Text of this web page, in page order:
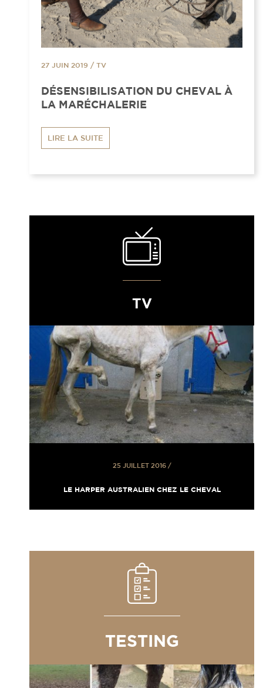
27 JUIN 2019 / TV
DÉSENSIBILISATION DU CHEVAL À
LA MARÉCHALERIE
LIRE LA SUITE
TV
25 JUILLET 2016/
LE HARPER AUSTRALIEN CHEZ LE CHEVAL
TESTING